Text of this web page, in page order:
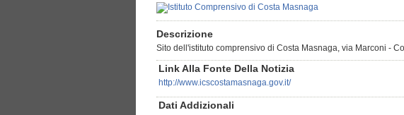
Descrizione
Sito dell'istituto comprensivo di Costa Masnaga, via Marconi -
Link Alla Fonte Della Notizia
http://www.icscostamasnaga.gov.it/
Dati Addizionali